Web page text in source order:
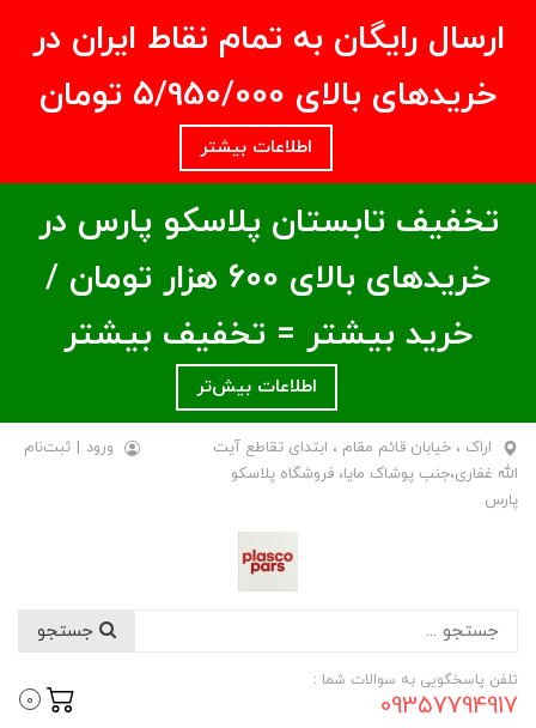
ارسال رایگان به تمام نقاط ایران در
خریدهای بالای ۵/950/000 تومان
اطلاعات بیشتر
تخفیف تابستان پلاسکو پارس در
خریدهای بالای ۶00 هزار تومان /
خرید بیشتر = تخفیف بیشتر
اطلاعات بیش‌تر
اراک ، خیابان قائم مقام ، ابتدای تقاطع آیت
الله غفاری،جنب پوشاک مایا، فروشگاه پلاسکو
پارس
ورود | ثبت‌نام
تلفن پاسخگویی به سوالات شما :
09357794917
0